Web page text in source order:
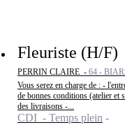
Fleuriste (H/F)
PERRIN CLAIRE - 64 -
Vous serez en charge de : -
de bonnes conditions (atelier et
des livraisons -...
CDI - Temps plein